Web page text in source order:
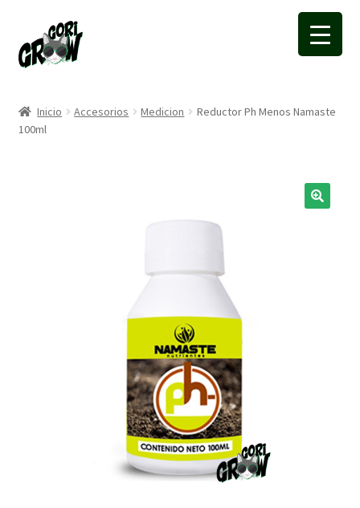
a
la
a
la
Inicio Accesorios Medicion
Reductor Ph Menos Namaste
100ml